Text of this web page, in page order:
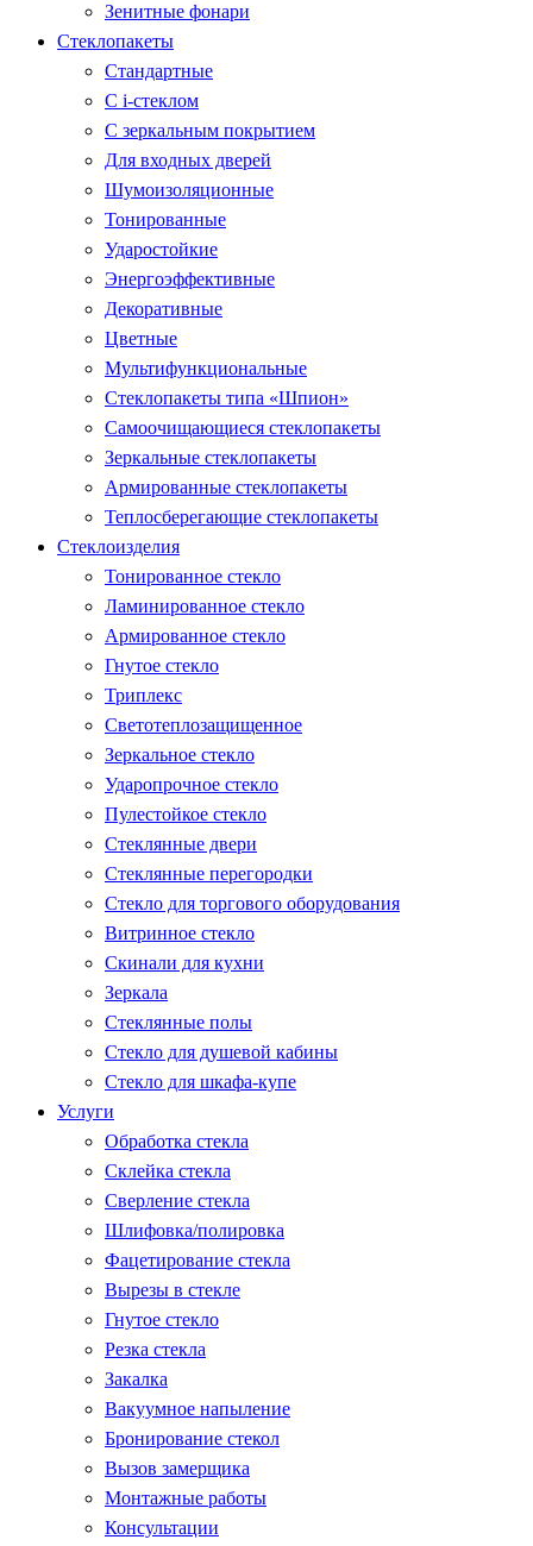
Зенитные фонари
Стеклопакеты
Стандартные
С i-стеклом
С зеркальным покрытием
Для входных дверей
Шумоизоляционные
Тонированные
Ударостойкие
Энергоэффективные
Декоративные
Цветные
Мультифункциональные
Стеклопакеты типа «Шпион»
Самоочищающиеся стеклопакеты
Зеркальные стеклопакеты
Армированные стеклопакеты
Теплосберегающие стеклопакеты
Стеклоизделия
Тонированное стекло
Ламинированное стекло
Армированное стекло
Гнутое стекло
Триплекс
Светотеплозащищенное
Зеркальное стекло
Ударопрочное стекло
Пулестойкое стекло
Стеклянные двери
Стеклянные перегородки
Стекло для торгового оборудования
Витринное стекло
Скинали для кухни
Зеркала
Стеклянные полы
Стекло для душевой кабины
Стекло для шкафа-купе
Услуги
Обработка стекла
Склейка стекла
Сверление стекла
Шлифовка/полировка
Фацетирование стекла
Вырезы в стекле
Гнутое стекло
Резка стекла
Закалка
Вакуумное напыление
Бронирование стекол
Вызов замерщика
Монтажные работы
Консультации